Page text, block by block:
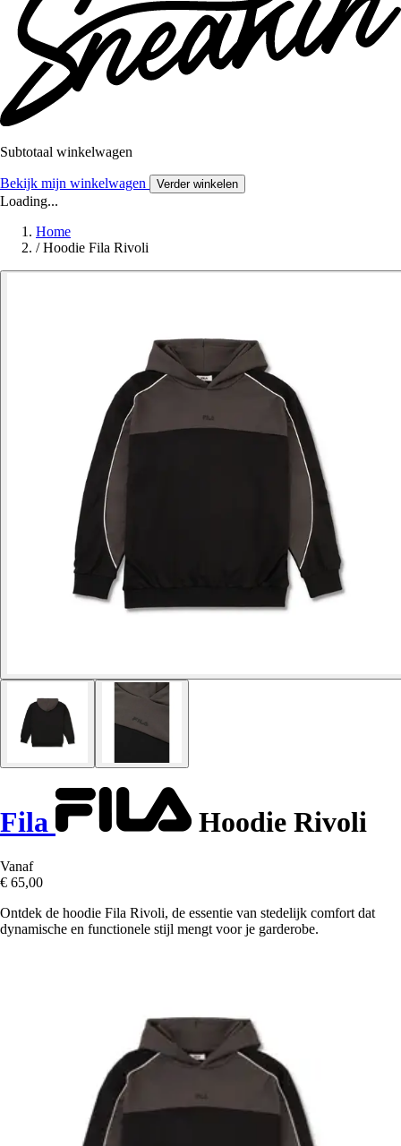
Subtotaal winkelwagen
Bekijk mijn winkelwagen Verder winkelen
Loading...
Home
/ Hoodie Fila Rivoli
Fila Hoodie Rivoli
Vanaf
€ 65,00
Ontdek de hoodie Fila Rivoli, de essentie van stedelijk comfort dat
dynamische en functionele stijl mengt voor je garderobe.